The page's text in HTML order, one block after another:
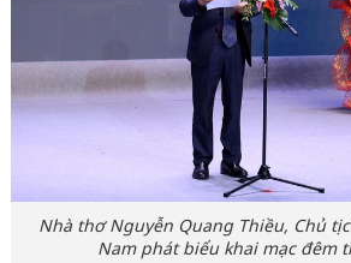
Nhà thơ Nguyễn Quang Thiều, Chủ
Nam phát biểu khai mạc đêm